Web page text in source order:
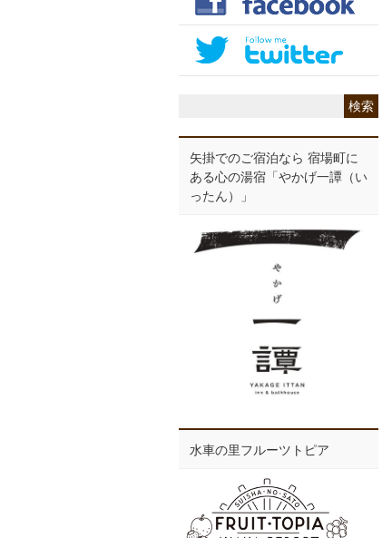
矢掛でのご宿泊なら 宿場町に
ある心の湯宿「やかげ一譚（い
ったん）」
水車の里フルーツトピア